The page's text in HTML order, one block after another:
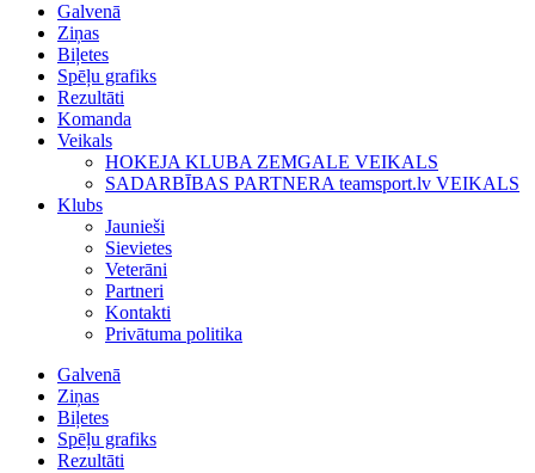
Galvenā
Ziņas
Biļetes
Spēļu grafiks
Rezultāti
Komanda
Veikals
HOKEJA KLUBA ZEMGALE VEIKALS
SADARBĪBAS PARTNERA teamsport.lv VEIKALS
Klubs
Jaunieši
Sievietes
Veterāni
Partneri
Kontakti
Privātuma politika
Galvenā
Ziņas
Biļetes
Spēļu grafiks
Rezultāti